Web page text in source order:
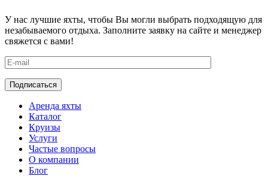
У нас лучшие яхты, чтобы Вы могли выбрать подходящую для
незабываемого отдыха. Заполните заявку на сайте и менеджер
свяжется с вами!
Аренда яхты
Каталог
Круизы
Услуги
Частые вопросы
О компании
Блог